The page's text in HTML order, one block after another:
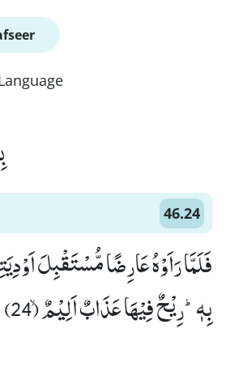
46.24
فَلَمَّا رَاَوْهُ عَارِضًا مُّسْتَقْبِلَ
بِهٖؕ-رِیْحٌ فِیْهَا عَذَابٌ اَلِیْمٌۙ (24)